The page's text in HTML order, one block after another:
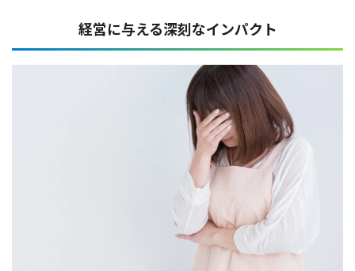
経営に与える深刻なインパクト